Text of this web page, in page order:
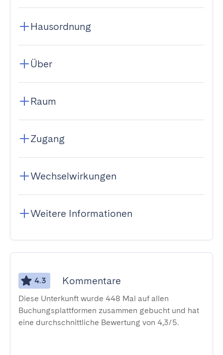
Hausordnung
Über
Raum
Zugang
Wechselwirkungen
Weitere Informationen
4.3 Kommentare
Diese Unterkunft wurde 448 Mal auf allen
Buchungsplattformen zusammen gebucht und hat
eine durchschnittliche Bewertung von 4,3/5.